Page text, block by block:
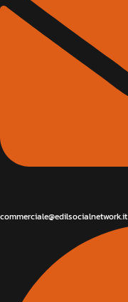
commerciale@edilsocialnetwork.it